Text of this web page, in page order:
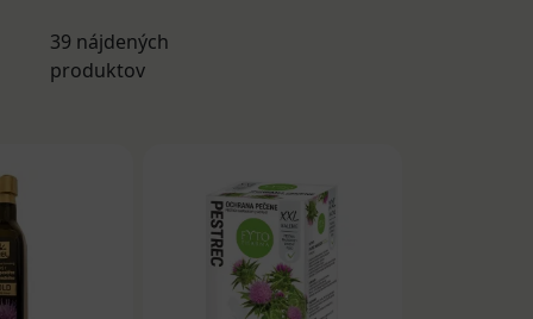
obľúbené
pohára
39 nájdených
produktov